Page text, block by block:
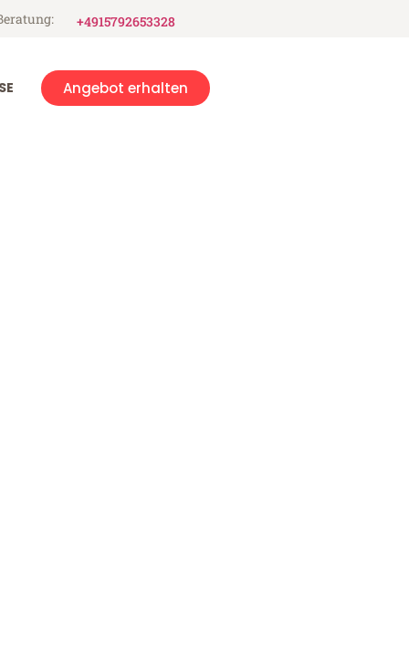
+4915792653328
Angebot erhalten